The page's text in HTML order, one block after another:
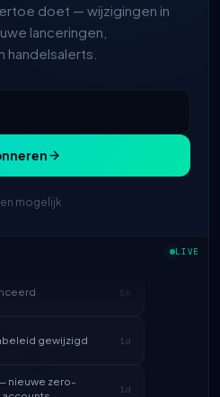
doet — wijzigingen in
lanceringen,
mogelijk
LIVE
pips
gewijzigd 1d
1d
regelgevende
3d